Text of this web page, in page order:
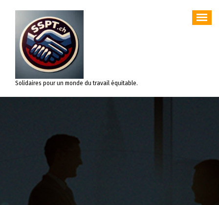
contenu
Solidaires pour un monde du travail équitable.